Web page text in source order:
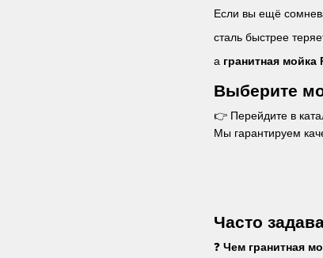
Если вы ещё
сталь быстрее
а гранитная мойка
Выберите
👉 Перейдите в
Мы гарантируем
Часто
❓ Чем гранитная